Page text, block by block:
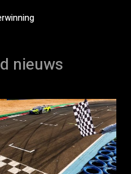
nieuws